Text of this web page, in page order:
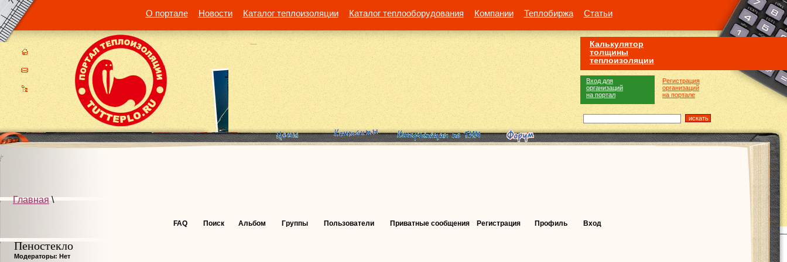
О портале Новости Каталог теплоизоляции Каталог теплооборудования Компании Теплобиржа Статьи
Калькулятор
толщины
теплоизоляции
Регистрация
организаций
на портале
Вход для
организаций
на портал
Главная\
FAQ Поиск Альбом Группы Пользователи Приватные сообщения Регистрация Профиль Вход
Пеностекло
Модераторы: Нет